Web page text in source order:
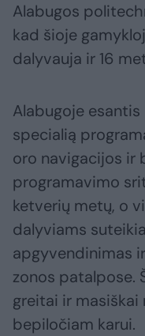
Alabugos
kad šioje
dalyvauja ir 16
Alabugoje
specialią
oro navigacijos ir
programavimo
ketverių metų, o
dalyviams
apgyvendinimas
zonos patalpose.
greitai ir masiškai
bepiločiam karui.